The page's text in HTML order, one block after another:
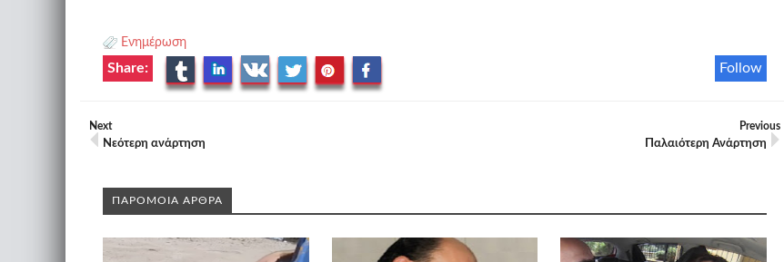
Ενημέρωση
Follow
Share:
Next
Νεότερη ανάρτηση
Previous
Παλαιότερη Ανάρτηση
ΠΑΡΟΜΟΙΑ ΑΡΘΡΑ